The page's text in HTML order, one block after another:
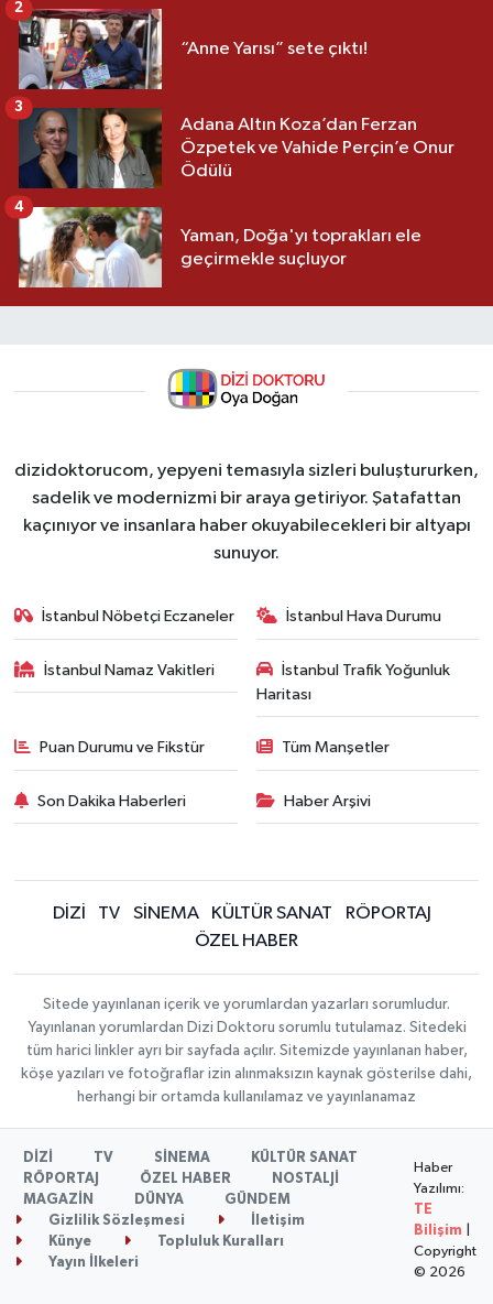
“Anne Yarısı” sete çıktı!
2
Adana Altın Koza’dan Ferzan
Özpetek ve Vahide Perçin’e Onur
Ödülü
3
Yaman, Doğa'yı toprakları ele
geçirmekle suçluyor
4
dizidoktorucom, yepyeni temasıyla sizleri buluştururken,
sadelik ve modernizmi bir araya getiriyor. Şatafattan
kaçınıyor ve insanlara haber okuyabilecekleri bir altyapı
sunuyor.
İstanbul Nöbetçi Eczaneler İstanbul Hava Durumu
İstanbul Namaz Vakitleri
İstanbul Trafik Yoğunluk
Haritası
Puan Durumu ve Fikstür Tüm Manşetler
Son Dakika Haberleri Haber Arşivi
DİZİ TV SİNEMA KÜLTÜR SANAT
RÖPORTAJ
ÖZEL HABER
Sitede yayınlanan içerik ve yorumlardan yazarları sorumludur.
Yayınlanan yorumlardan Dizi Doktoru sorumlu tutulamaz. Sitedeki
tüm harici linkler ayrı bir sayfada açılır. Sitemizde yayınlanan haber,
köşe yazıları ve fotoğraflar izin alınmaksızın kaynak gösterilse dahi,
herhangi bir ortamda kullanılamaz ve yayınlanamaz
DİZİ TV SİNEMA
KÜLTÜR SANAT
RÖPORTAJ
ÖZEL HABER
NOSTALJİ
MAGAZİN
DÜNYA
GÜNDEM
Gizlilik Sözleşmesi
İletişim
Künye
Topluluk Kuralları
Yayın İlkeleri
Haber
Yazılımı:
TE
Bilişim
Copyright
© 2026